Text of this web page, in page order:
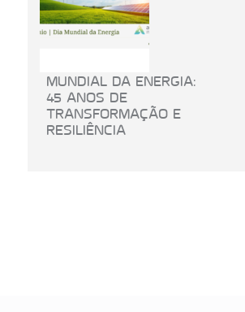
MUNDIAL DA ENERGIA:
45 ANOS DE
TRANSFORMAÇÃO E
RESILIÊNCIA